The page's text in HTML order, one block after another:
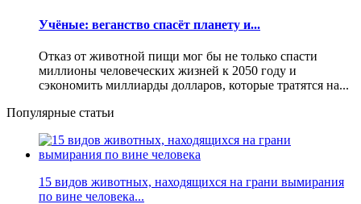
Учёные: веганство спасёт планету и...
Отказ от животной пищи мог бы не только спасти
миллионы человеческих жизней к 2050 году и
сэкономить миллиарды долларов, которые тратятся на...
Популярные статьи
15 видов животных, находящихся на грани вымирания
по вине человека...